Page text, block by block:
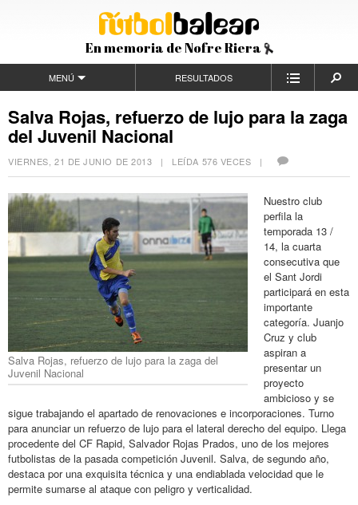
En memoria de Nofre Riera
MENÚ RESULTADOS
Salva Rojas, refuerzo de lujo para la zaga
del Juvenil Nacional
VIERNES, 21 DE JUNIO DE 2013 | LEÍDA 576 VECES |
Salva Rojas, refuerzo de lujo para la zaga del
Juvenil Nacional
Nuestro club
perfila la
temporada 13 /
14, la cuarta
consecutiva que
el Sant Jordi
participará en esta
importante
categoría. Juanjo
Cruz y club
aspiran a
presentar un
proyecto
ambicioso y se
sigue trabajando el apartado de renovaciones e incorporaciones. Turno
para anunciar un refuerzo de lujo para el lateral derecho del equipo. Llega
procedente del CF Rapid, Salvador Rojas Prados, uno de los mejores
futbolistas de la pasada competición Juvenil. Salva, de segundo año,
destaca por una exquisita técnica y una endiablada velocidad que le
permite sumarse al ataque con peligro y verticalidad.